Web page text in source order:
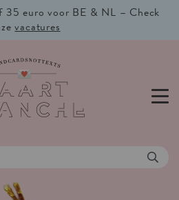
35 euro voor BE & NL – Check
vacatures